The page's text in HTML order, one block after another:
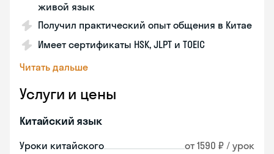
живой язык
Получил практический опыт общения в Китае
Имеет сертификаты HSK, JLPT и TOEIC
Читать дальше
Услуги и цены
Китайский язык
Уроки китайского от 1590 ₽ / урок